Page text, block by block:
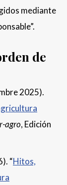
mediante
de
2025).
agro, Edición
“Hitos,